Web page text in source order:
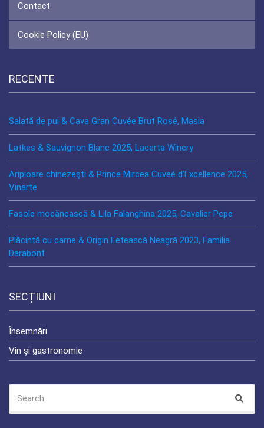
Contact
Cookie Policy (EU)
RECENTE
Salată de pui & Cava Gran Cuvée Brut Rosé, Masia
Latkes & Sauvignon Blanc 2025, Lacerta Winery
Aripioare chinezeşti & Prince Mircea Cuveé d’Excellence 2025,
Vinarte
Fasole mocănească & Lila Falanghina 2025, Cavalier Pepe
Plăcintă cu carne & Origin Fetească Neagră 2023, Familia
Darabont
SECȚIUNI
Însemnări
Vin și gastronomie
FOR: